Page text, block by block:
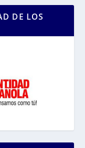
DE LOS